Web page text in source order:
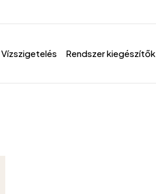
Vízszigetelés Rendszer kiegészítők